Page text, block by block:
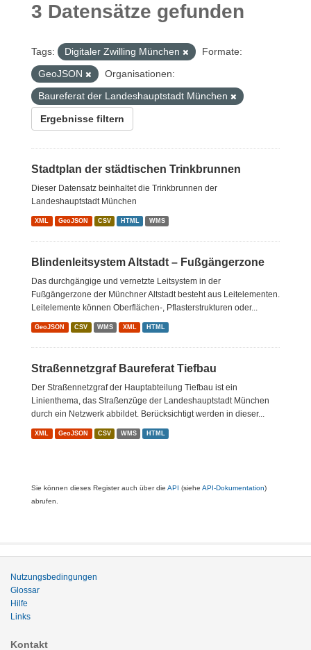
3 Datensätze gefunden
Tags: Digitaler Zwilling München
Formate:
GeoJSON
Organisationen:
Baureferat der Landeshauptstadt München
Ergebnisse filtern
Stadtplan der städtischen Trinkbrunnen
Dieser Datensatz beinhaltet die Trinkbrunnen der
Landeshauptstadt München
XML GeoJSON CSV HTML WMS
Blindenleitsystem Altstadt – Fußgängerzone
Das durchgängige und vernetzte Leitsystem in der
Fußgängerzone der Münchner Altstadt besteht aus Leitelementen.
Leitelemente können Oberflächen-, Pflasterstrukturen oder...
GeoJSON CSV WMS XML HTML
Straßennetzgraf Baureferat Tiefbau
Der Straßennetzgraf der Hauptabteilung Tiefbau ist ein
Linienthema, das Straßenzüge der Landeshauptstadt München
durch ein Netzwerk abbildet. Berücksichtigt werden in dieser...
XML GeoJSON CSV WMS HTML
Sie können dieses Register auch über die API (siehe API-Dokumentation)
abrufen.
Nutzungsbedingungen
Glossar
Hilfe
Links
Kontakt